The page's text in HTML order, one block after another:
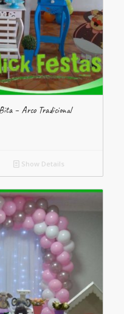
– Arco Tradicional
Show Details